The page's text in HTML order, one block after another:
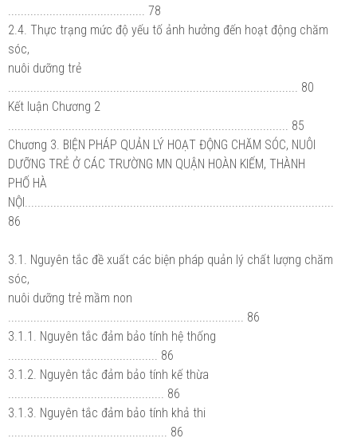
........................................... 78
2.4. Thực trạng mức độ yếu tố ảnh hưởng đến hoạt động chăm
sóc,
nuôi dưỡng trẻ
........................................................................................... 80
Kết luận Chương 2
........................................................................................ 85
Chương 3. BIỆN PHÁP QUẢN LÝ HOẠT ĐỘNG CHĂM SÓC, NUÔI
DƯỠNG TRẺ Ở CÁC TRƯỜNG MN QUẬN HOÀN KIẾM, THÀNH
PHỐ HÀ
NỘI.................................................................................................
86
3.1. Nguyên tắc đề xuất các biện pháp quản lý chất lượng chăm
sóc,
nuôi dưỡng trẻ mầm non
.......................................................................... 86
3.1.1. Nguyên tắc đảm bảo tính hệ thống
............................................... 86
3.1.2. Nguyên tắc đảm bảo tính kế thừa
................................................. 86
3.1.3. Nguyên tắc đảm bảo tính khả thi
.................................................. 86